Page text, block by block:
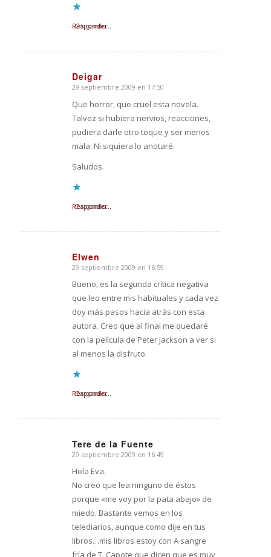
Cargando...
Responder
Deigar
Dice:
29 septiembre 2009 en 17:50
Que horror, que cruel esta novela.
Talvez si hubiera nervios, reacciones,
pudiera darle otro toque y ser menos
mala. Ni siquiera lo anotaré.
Saludos.
Cargando...
Responder
Elwen
Dice:
29 septiembre 2009 en 16:59
Bueno, es la segunda crítica negativa
que leo entre mis habituales y cada vez
doy más pasos hacia atrás con esta
autora. Creo que al final me quedaré
con la película de Peter Jackson a ver si
al menos la disfruto.
Cargando...
Responder
Tere de la Fuente
Dice:
29 septiembre 2009 en 16:49
Hola Eva.
No creo que lea ninguno de éstos
porque «me voy por la pata abajo» de
miedo. Bastante vemos en los
telediarios, aunque como dije en tus
libros…mis libros estoy con A sangre
fría de T. Capote que dicen que es muy